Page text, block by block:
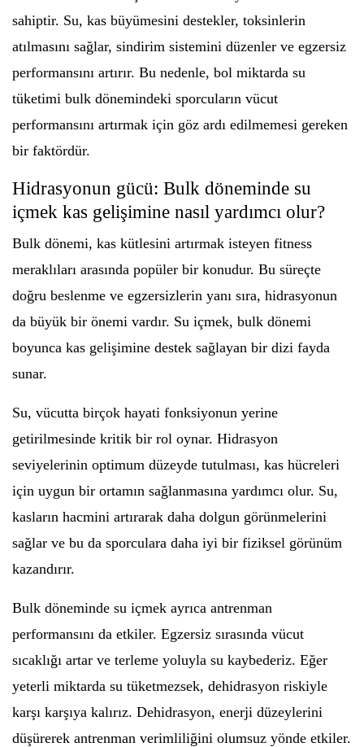
sahiptir. Su, kas büyümesini destekler, toksinlerin
atılmasını sağlar, sindirim sistemini düzenler ve egzersiz
performansını artırır. Bu nedenle, bol miktarda su
tüketimi bulk dönemindeki sporcuların vücut
performansını artırmak için göz ardı edilmemesi gereken
bir faktördür.
Hidrasyonun gücü: Bulk döneminde su
içmek kas gelişimine nasıl yardımcı olur?
Bulk dönemi, kas kütlesini artırmak isteyen fitness
meraklıları arasında popüler bir konudur. Bu süreçte
doğru beslenme ve egzersizlerin yanı sıra, hidrasyonun
da büyük bir önemi vardır. Su içmek, bulk dönemi
boyunca kas gelişimine destek sağlayan bir dizi fayda
sunar.
Su, vücutta birçok hayati fonksiyonun yerine
getirilmesinde kritik bir rol oynar. Hidrasyon
seviyelerinin optimum düzeyde tutulması, kas hücreleri
için uygun bir ortamın sağlanmasına yardımcı olur. Su,
kasların hacmini artırarak daha dolgun görünmelerini
sağlar ve bu da sporculara daha iyi bir fiziksel görünüm
kazandırır.
Bulk döneminde su içmek ayrıca antrenman
performansını da etkiler. Egzersiz sırasında vücut
sıcaklığı artar ve terleme yoluyla su kaybederiz. Eğer
yeterli miktarda su tüketmezsek, dehidrasyon riskiyle
karşı karşıya kalırız. Dehidrasyon, enerji düzeylerini
düşürerek antrenman verimliliğini olumsuz yönde etkiler.